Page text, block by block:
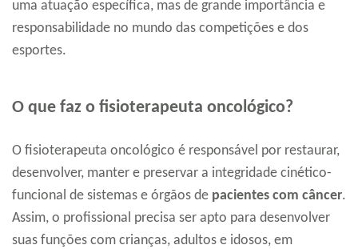
uma atuação específica, mas de grande importância e
responsabilidade no mundo das competições e dos
esportes.
O que faz o fisioterapeuta oncológico?
O fisioterapeuta oncológico é responsável por restaurar,
desenvolver, manter e preservar a integridade cinético-
funcional de sistemas e órgãos de pacientes com câncer.
Assim, o profissional precisa ser apto para desenvolver
suas funções com crianças, adultos e idosos, em